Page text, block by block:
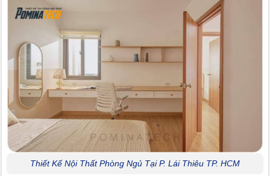
Thiết Kế Nội Thất Phòng Ngủ Tại P. Lái Thiêu TP. HCM